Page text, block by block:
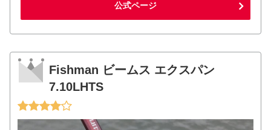
公式ページ
Fishman ビームス エクスパン
7.10LHTS